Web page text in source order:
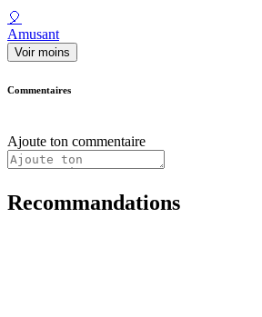
🎈
Amusant
Voir moins
Commentaires
Ajoute ton commentaire
Recommandations